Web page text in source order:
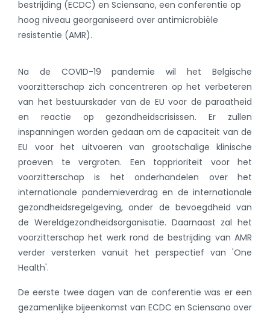
bestrijding (ECDC) en Sciensano, een conferentie op
hoog niveau georganiseerd over antimicrobiële
resistentie (AMR).
Na de COVID-19 pandemie wil het Belgische
voorzitterschap zich concentreren op het verbeteren
van het bestuurskader van de EU voor de paraatheid
en reactie op gezondheidscrisissen. Er zullen
inspanningen worden gedaan om de capaciteit van de
EU voor het uitvoeren van grootschalige klinische
proeven te vergroten. Een topprioriteit voor het
voorzitterschap is het onderhandelen over het
internationale pandemieverdrag en de internationale
gezondheidsregelgeving, onder de bevoegdheid van
de Wereldgezondheidsorganisatie. Daarnaast zal het
voorzitterschap het werk rond de bestrijding van AMR
verder versterken vanuit het perspectief van 'One
Health'.
De eerste twee dagen van de conferentie was er een
gezamenlijke bijeenkomst van ECDC en Sciensano over